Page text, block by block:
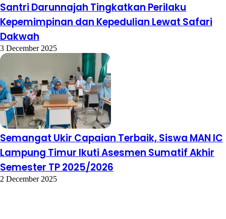
Santri Darunnajah Tingkatkan Perilaku
Kepemimpinan dan Kepedulian Lewat Safari
Dakwah
3 December 2025
Semangat Ukir Capaian Terbaik, Siswa MAN IC
Lampung Timur Ikuti Asesmen Sumatif Akhir
Semester TP 2025/2026
2 December 2025